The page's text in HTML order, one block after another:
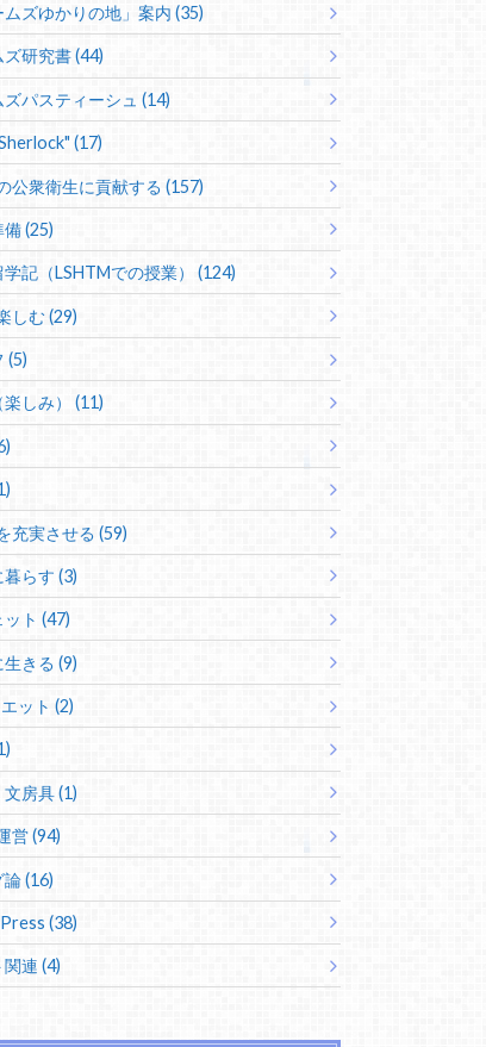
ムズゆかりの地」案内 (35)
ズ研究書 (44)
ズパスティーシュ (14)
(17)
公衆衛生に貢献する (157)
(25)
学記（LSHTMでの授業） (124)
しむ (29)
(5)
しみ） (11)
充実させる (59)
らす (3)
ト (47)
きる (9)
ット (2)
房具 (1)
営 (94)
(16)
(38)
連 (4)